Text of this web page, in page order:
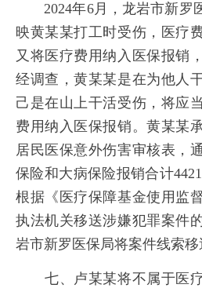
2024年6月，龙岩市新罗
映黄某某打工时受伤，医疗
又将医疗费用纳入医保报销
经调查，黄某某是在为他人
己是在山上干活受伤，将应
费用纳入医保报销。黄某某
居民医保意外伤害审核表，
保险和大病保险报销合计
根据《医疗保障基金使用监
执法机关移送涉嫌犯罪案件
岩市新罗医保局将案件线索移
七、卢某某将不属于医疗